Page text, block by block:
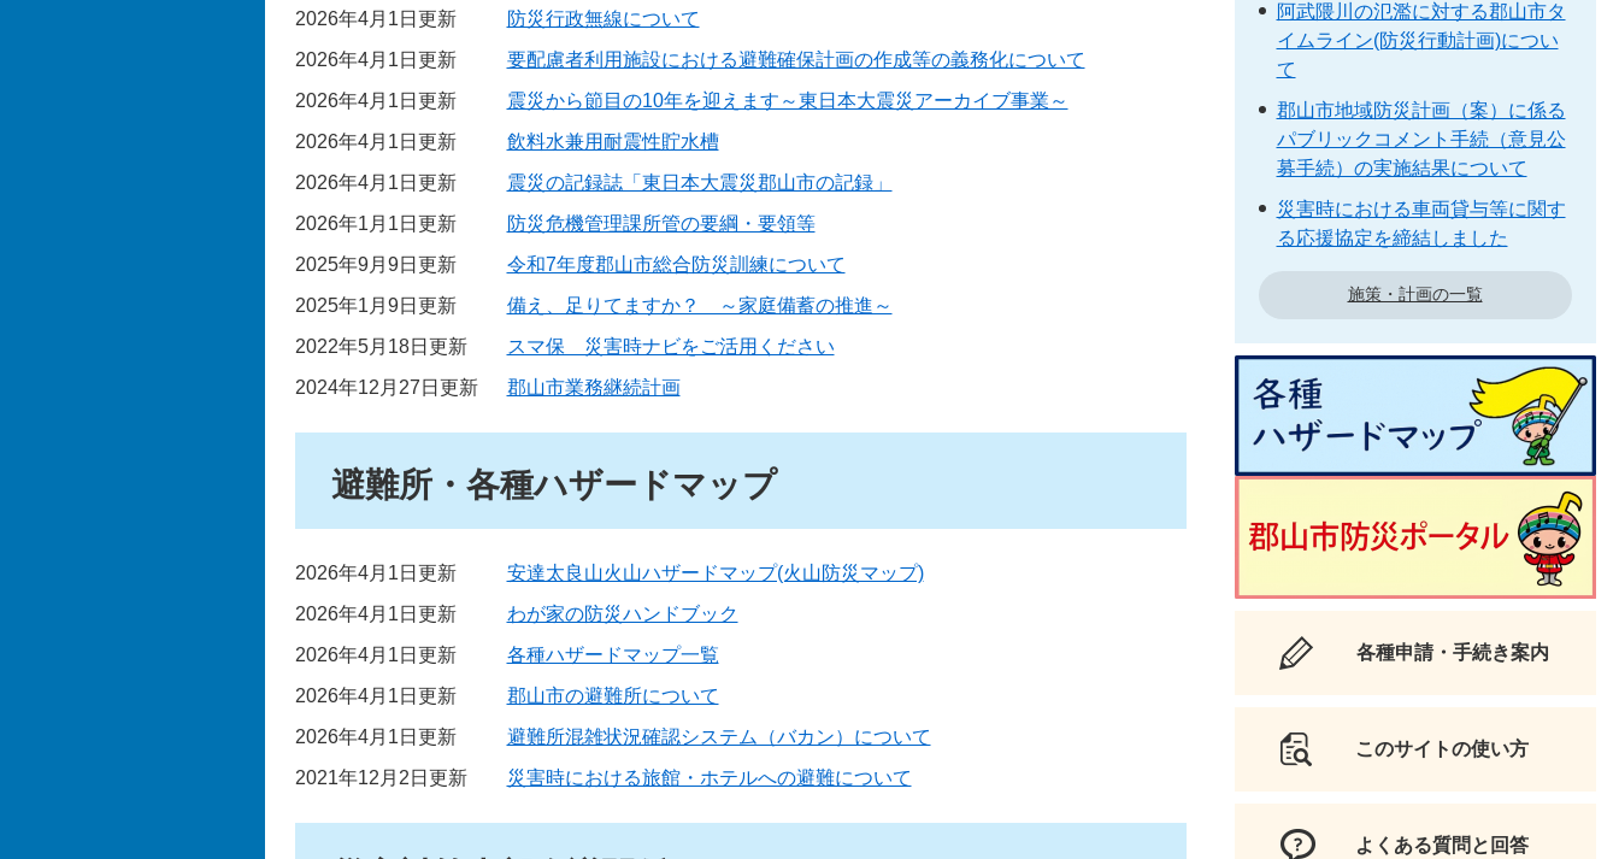
2026年4月1日更新
防災行政無線について
2026年4月1日更新
要配慮者利用施設における避難確保計画の作成等の義務化について
2026年4月1日更新
震災から節目の10年を迎えます～東日本大震災アーカイブ事業～
2026年4月1日更新
飲料水兼用耐震性貯水槽
2026年4月1日更新
震災の記録誌「東日本大震災郡山市の記録」
2026年1月1日更新
防災危機管理課所管の要綱・要領等
2025年9月9日更新
令和7年度郡山市総合防災訓練について
2025年1月9日更新
備え、足りてますか？ ～家庭備蓄の推進～
2022年5月18日更新
スマ保 災害時ナビをご活用ください
2024年12月27日更新
郡山市業務継続計画
避難所・各種ハザードマップ
2026年4月1日更新
安達太良山火山ハザードマップ(火山防災マップ)
2026年4月1日更新
わが家の防災ハンドブック
2026年4月1日更新
各種ハザードマップ一覧
2026年4月1日更新
郡山市の避難所について
2026年4月1日更新
避難所混雑状況確認システム（バカン）について
2021年12月2日更新
災害時における旅館・ホテルへの避難について
阿武隈川の氾濫に対する郡山市タ
イムライン(防災行動計画)につい
て
郡山市地域防災計画（案）に係る
パブリックコメント手続（意見公
募手続）の実施結果について
災害時における車両貸与等に関す
る応援協定を締結しました
施策・計画の一覧
各種申請・手続き案内
このサイトの使い方
よくある質問と回答